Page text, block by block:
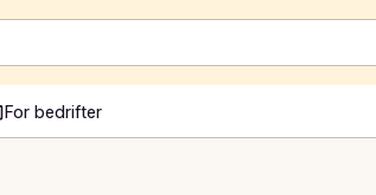
For bedrifter